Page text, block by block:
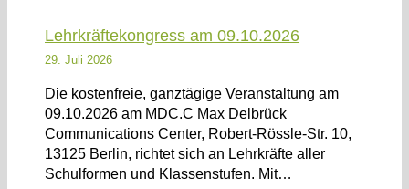
Lehrkräftekongress am 09.10.2026
29. Juli 2026
Die kostenfreie, ganztägige Veranstaltung am
09.10.2026 am MDC.C Max Delbrück
Communications Center, Robert-Rössle-Str. 10,
13125 Berlin, richtet sich an Lehrkräfte aller
Schulformen und Klassenstufen. Mit…